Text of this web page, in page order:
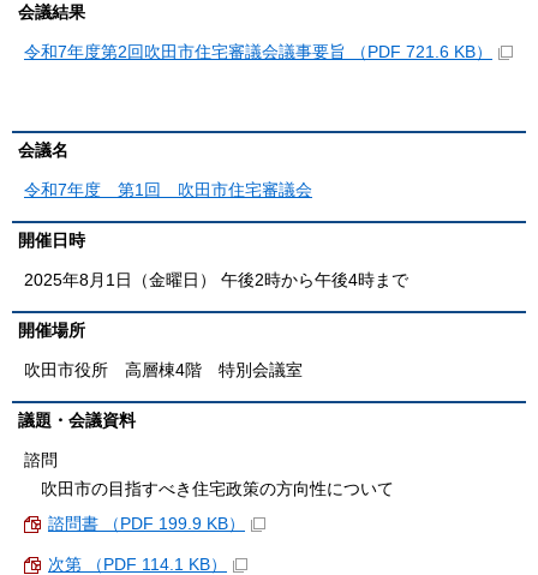
会議結果
令和7年度第2回吹田市住宅審議会議事要旨 （PDF 721.6 KB）
会議名
令和7年度 第1回 吹田市住宅審議会
開催日時
2025年8月1日（金曜日） 午後2時から午後4時まで
開催場所
吹田市役所 高層棟4階 特別会議室
議題・会議資料
諮問
吹田市の目指すべき住宅政策の方向性について
諮問書 （PDF 199.9 KB）
次第 （PDF 114.1 KB）